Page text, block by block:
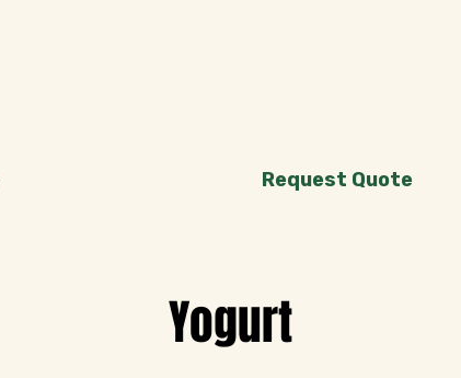
Yogurt
Request Quote